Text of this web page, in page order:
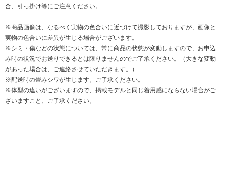
合、引っ掛け等にご注意ください。
※商品画像は、なるべく実物の色合いに近づけて撮影しておりますが、画像と
実物の色合いに差異が生じる場合がございます。
※シミ・傷などの状態については、常に商品の状態が変動しますので、お申込
み時の状況でお送りできるとは限りませんのでご了承ください。（大きな変動
があった場合は、ご連絡させていただきます。）
※配送時の畳みシワが生じます。ご了承ください。
※体型の違いがございますので、掲載モデルと同じ着用感にならない場合がご
ざいますこと、ご了承ください。